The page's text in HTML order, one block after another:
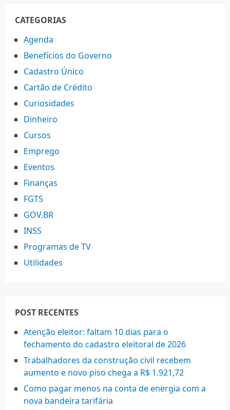
CATEGORIAS
Agenda
Benefícios do Governo
Cadastro Único
Cartão de Crédito
Curiosidades
Dinheiro
Cursos
Emprego
Eventos
Finanças
FGTS
GOV.BR
INSS
Programas de TV
Utilidades
POST RECENTES
Atenção eleitor: faltam 10 dias para o
fechamento do cadastro eleitoral de 2026
Trabalhadores da construção civil recebem
aumento e novo piso chega a R$ 1.921,72
Como pagar menos na conta de energia com a
nova bandeira tarifária